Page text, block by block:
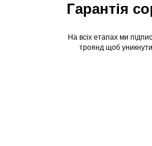
На всіх етапах ми
троянд щоб
Гарантія